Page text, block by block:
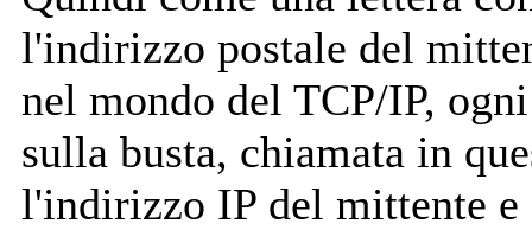
l'indirizzo postale del
nel mondo del TCP/IP,
sulla busta, chiamata in
l'indirizzo IP del mittente e